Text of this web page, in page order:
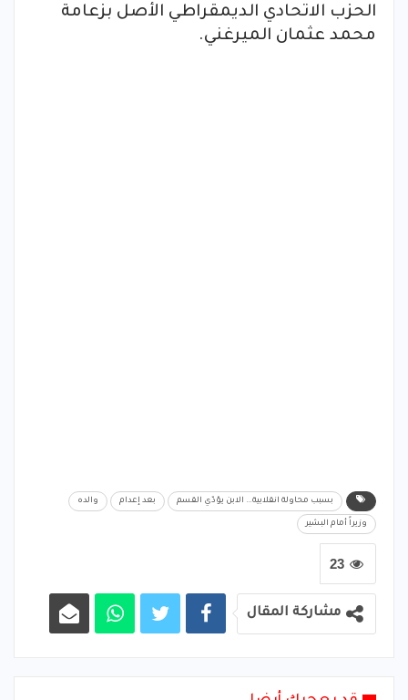
الحزب الاتحادي الديمقراطي الأصل بزعامة
محمد عثمان الميرغني.
بسبب محاولة انقلابية… الابن يؤدّي القسم بعد إعدام والده
وزيراً أمام البشير
23
مشاركة المقال